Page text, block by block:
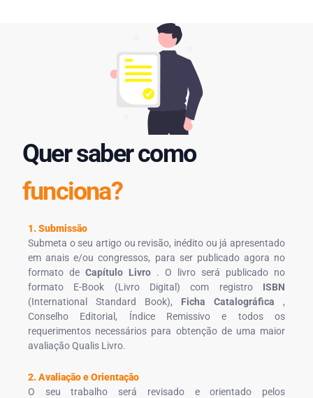
Quer saber como
funciona?
1. Submissão
Submeta o seu artigo ou revisão, inédito ou já apresentado
em anais e/ou congressos, para ser publicado agora no
formato de Capítulo Livro . O livro será publicado no
formato E-Book (Livro Digital) com registro ISBN
(International Standard Book), Ficha Catalográfica ,
Conselho Editorial, Índice Remissivo e todos os
requerimentos necessários para obtenção de uma maior
avaliação Qualis Livro.
2. Avaliação e Orientação
O seu trabalho será revisado e orientado pelos